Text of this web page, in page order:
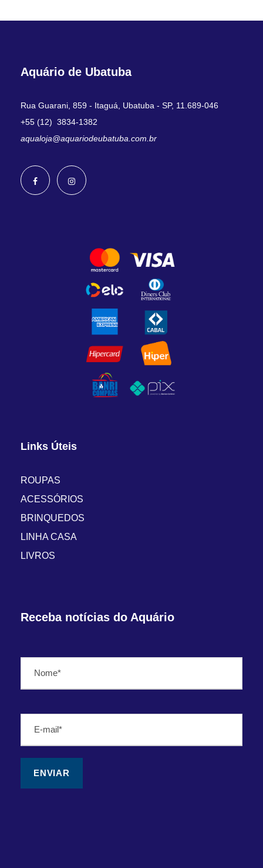
Aquário de Ubatuba
Rua Guarani, 859 - Itaguá, Ubatuba - SP, 11.689-046
+55 (12) 3834-1382
aqualoja@aquariodeubatuba.com.br
Links Úteis
ROUPAS
ACESSÓRIOS
BRINQUEDOS
LINHA CASA
LIVROS
Receba notícias do Aquário